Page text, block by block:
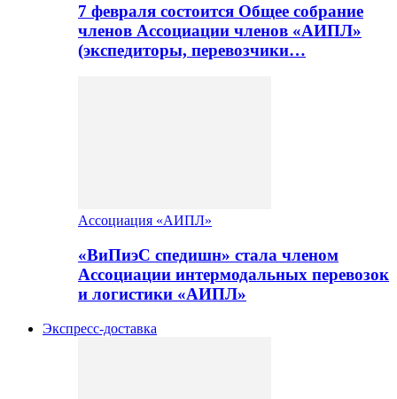
7 февраля состоится Общее собрание
членов Ассоциации членов «АИПЛ»
(экспедиторы, перевозчики…
Ассоциация «АИПЛ»
«ВиПиэС спедишн» стала членом
Ассоциации интермодальных перевозок
и логистики «АИПЛ»
Экспресс-доставка